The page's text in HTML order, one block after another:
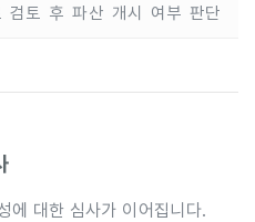
검토 후 파산 개시 여부 판단
에 대한 심사가 이어집니다.